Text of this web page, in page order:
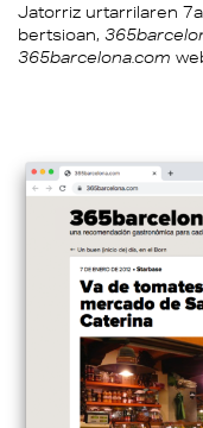
Jatorriz urtarrilaren
bertsioan,
365barcelona.com